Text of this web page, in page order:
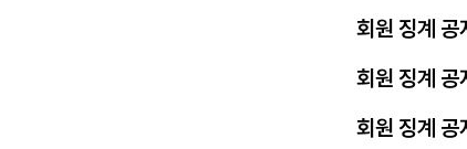
회원 징계 공
회원 징계 공
회원 징계 공